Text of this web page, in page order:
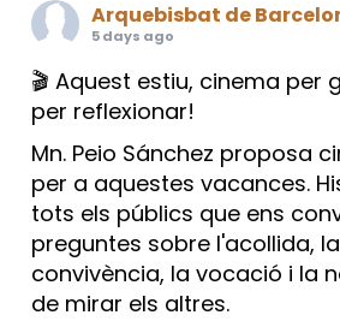
Arquebisbat de
5 days ago
🎬 Aquest estiu, cinema per
per reflexionar!
Mn. Peio Sánchez proposa
per a aquestes vacances.
tots els públics que ens
preguntes sobre l'acollida,
convivència, la vocació i la
de mirar els altres.